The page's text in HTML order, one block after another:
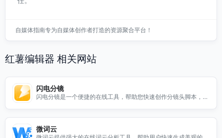
自媒体指南专为自媒体创作者打造的资源聚合平台！
红薯编辑器 相关网站
闪电分镜
闪电分镜是一个便捷的在线工具，帮助您快速创作分镜头脚本，提
微词云